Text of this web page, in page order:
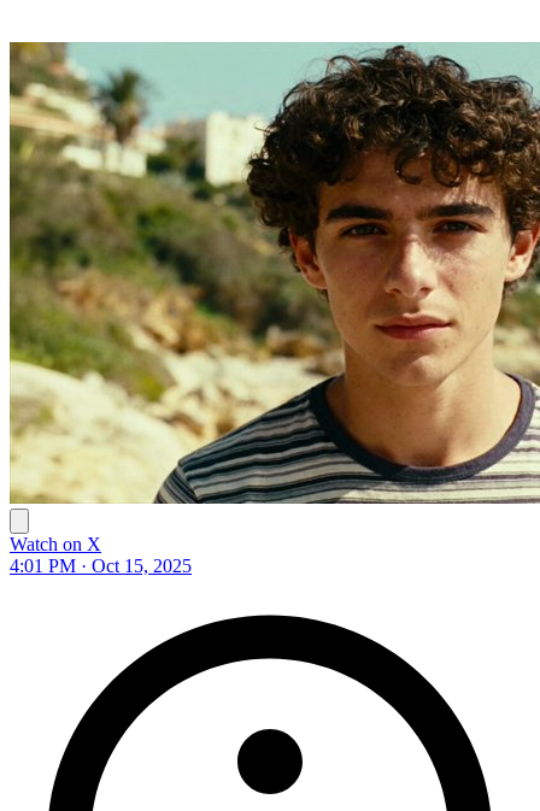
Watch on X
4:01 PM · Oct 15, 2025